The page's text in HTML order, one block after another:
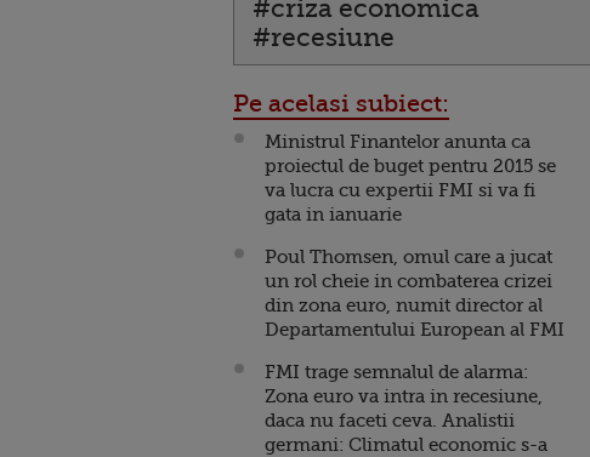
#criza economica
#recesiune
Pe acelasi subiect:
Ministrul Finantelor anunta ca
proiectul de buget pentru 2015 se
va lucra cu expertii FMI si va fi
gata in ianuarie
Poul Thomsen, omul care a jucat
un rol cheie in combaterea crizei
din zona euro, numit director al
Departamentului European al FMI
FMI trage semnalul de alarma:
Zona euro va intra in recesiune,
daca nu faceti ceva. Analistii
germani: Climatul economic s-a